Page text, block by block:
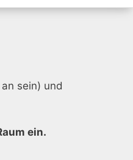
sein) und
ein.